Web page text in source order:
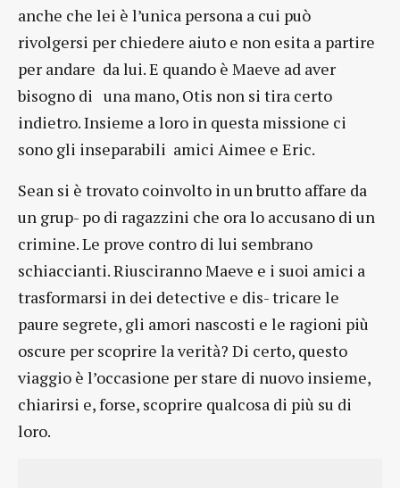
anche che lei è l’unica persona a cui può
rivolgersi per chiedere aiuto e non esita a partire
per andare da lui. E quando è Maeve ad aver
bisogno di una mano, Otis non si tira certo
indietro. Insieme a loro in questa missione ci
sono gli inseparabili amici Aimee e Eric.
Sean si è trovato coinvolto in un brutto affare da
un grup- po di ragazzini che ora lo accusano di un
crimine. Le prove contro di lui sembrano
schiaccianti. Riusciranno Maeve e i suoi amici a
trasformarsi in dei detective e dis- tricare le
paure segrete, gli amori nascosti e le ragioni più
oscure per scoprire la verità? Di certo, questo
viaggio è l’occasione per stare di nuovo insieme,
chiarirsi e, forse, scoprire qualcosa di più su di
loro.